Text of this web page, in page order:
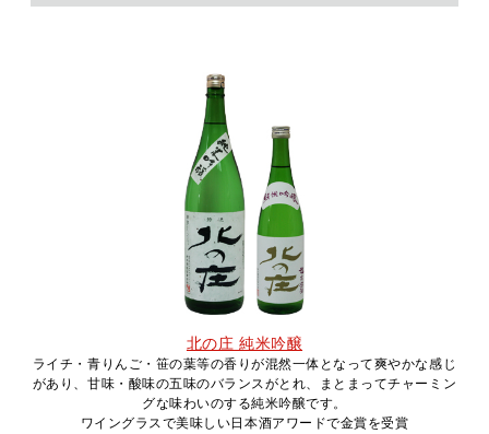
北の庄 純米吟醸
ライチ・青りんご・笹の葉等の香りが混然一体となって爽やかな感じ
があり、甘味・酸味の五味のバランスがとれ、まとまってチャーミン
グな味わいのする純米吟醸です。
ワイングラスで美味しい日本酒アワードで金賞を受賞